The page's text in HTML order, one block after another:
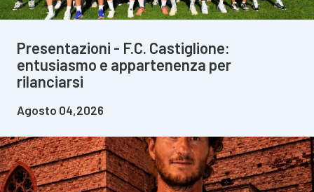
Presentazioni - F.C. Castiglione:
entusiasmo e appartenenza per
rilanciarsi
Agosto 04,2026